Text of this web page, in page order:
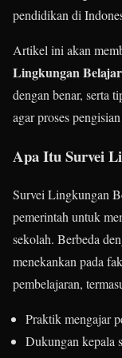
pendidikan di
Artikel ini akan
Lingkungan Belajar
dengan benar, serta
agar proses
Apa Itu Survei
Survei Lingkungan
pemerintah untuk
sekolah. Berbeda
menekankan pada
pembelajaran,
Praktik mengajar
Dukungan kepala